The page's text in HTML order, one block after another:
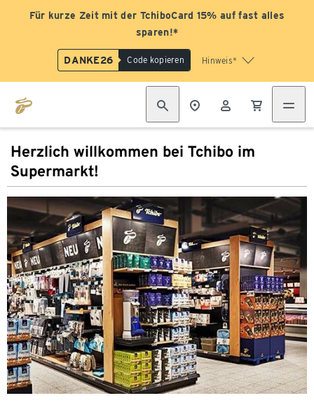
Für kurze Zeit mit der TchiboCard 15% auf fast alles
sparen!*
DANKE26 Code kopieren Hinweis*
Herzlich willkommen bei Tchibo im
Supermarkt!